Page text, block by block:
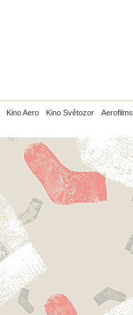
Kino Aero Kino Světozor Aerofilms